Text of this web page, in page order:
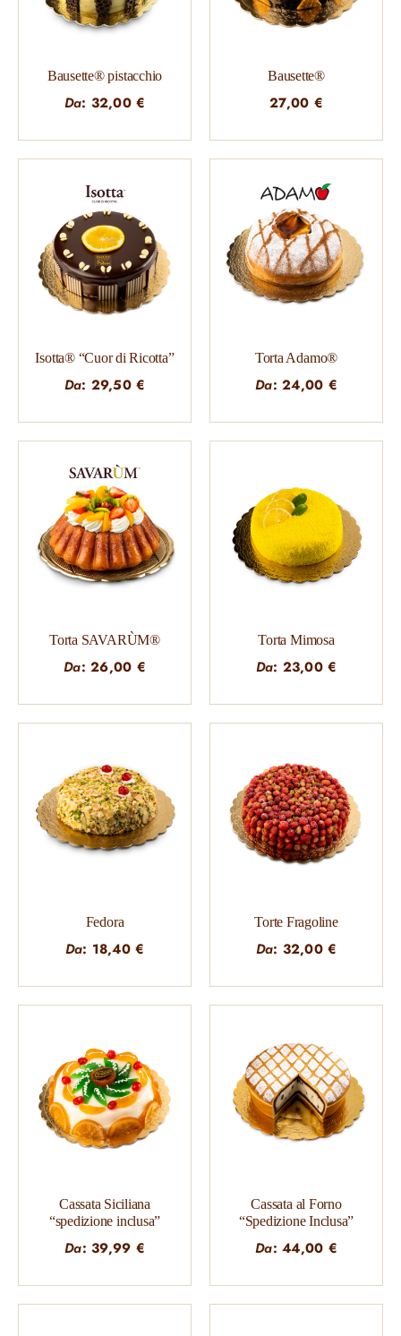
Bausette® pistacchio
Da: 32,00 €
Bausette®
27,00 €
Isotta® “Cuor di Ricotta”
Da: 29,50 €
Torta Adamo®
Da:24,00 €
Torta SAVARÙM®
Da:26,00 €
Torta Mimosa
Da: 23,00€
Fedora
Da: 18,40 €
Torte Fragoline
Da: 32,00€
Cassata Siciliana
“spedizione inclusa”
Da:39,99 €
Cassata al Forno
“Spedizione Inclusa”
Da:44,00 €